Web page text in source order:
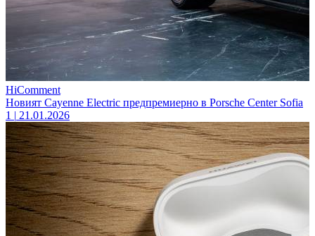
HiComment
Новият Cayenne Electric предпремиерно в Porsche Center Sofia
1 | 21.01.2026